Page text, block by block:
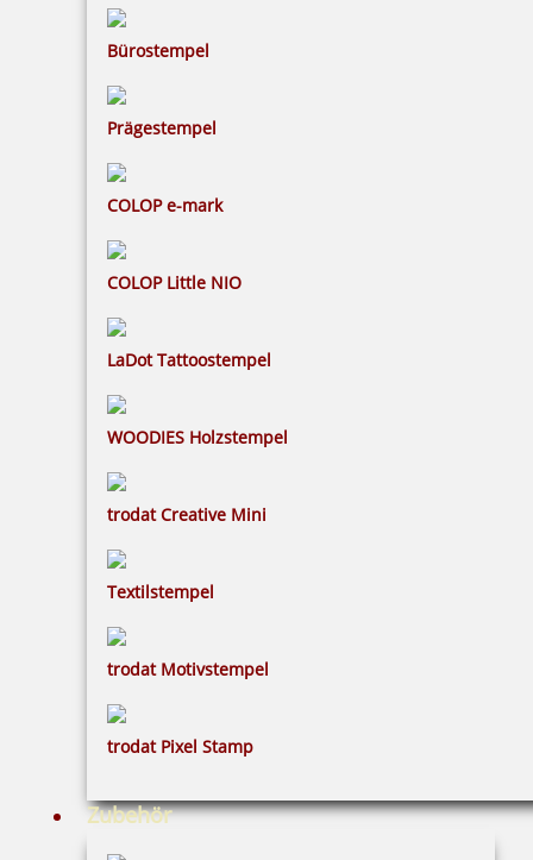
Bürostempel
Prägestempel
COLOP e-mark
COLOP Little NIO
LaDot Tattoostempel
WOODIES Holzstempel
trodat Creative Mini
Textilstempel
trodat Motivstempel
trodat Pixel Stamp
Zubehör
5,21 €
Colop WOODIES Stempelkissen Rottöne
5,21 €
inkl. 19 % Mwst.
Bestellen